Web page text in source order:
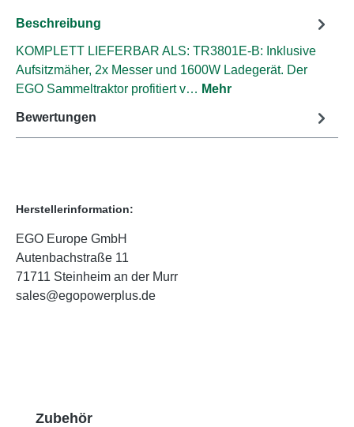
Beschreibung
KOMPLETT LIEFERBAR ALS: TR3801E-B: Inklusive
Aufsitzmäher, 2x Messer und 1600W Ladegerät. Der
EGO Sammeltraktor profitiert v… Mehr
Bewertungen
Herstellerinformation:
EGO Europe GmbH
Autenbachstraße 11
71711 Steinheim an der Murr
sales@egopowerplus.de
Produktgalerie überspringen
Zubehör